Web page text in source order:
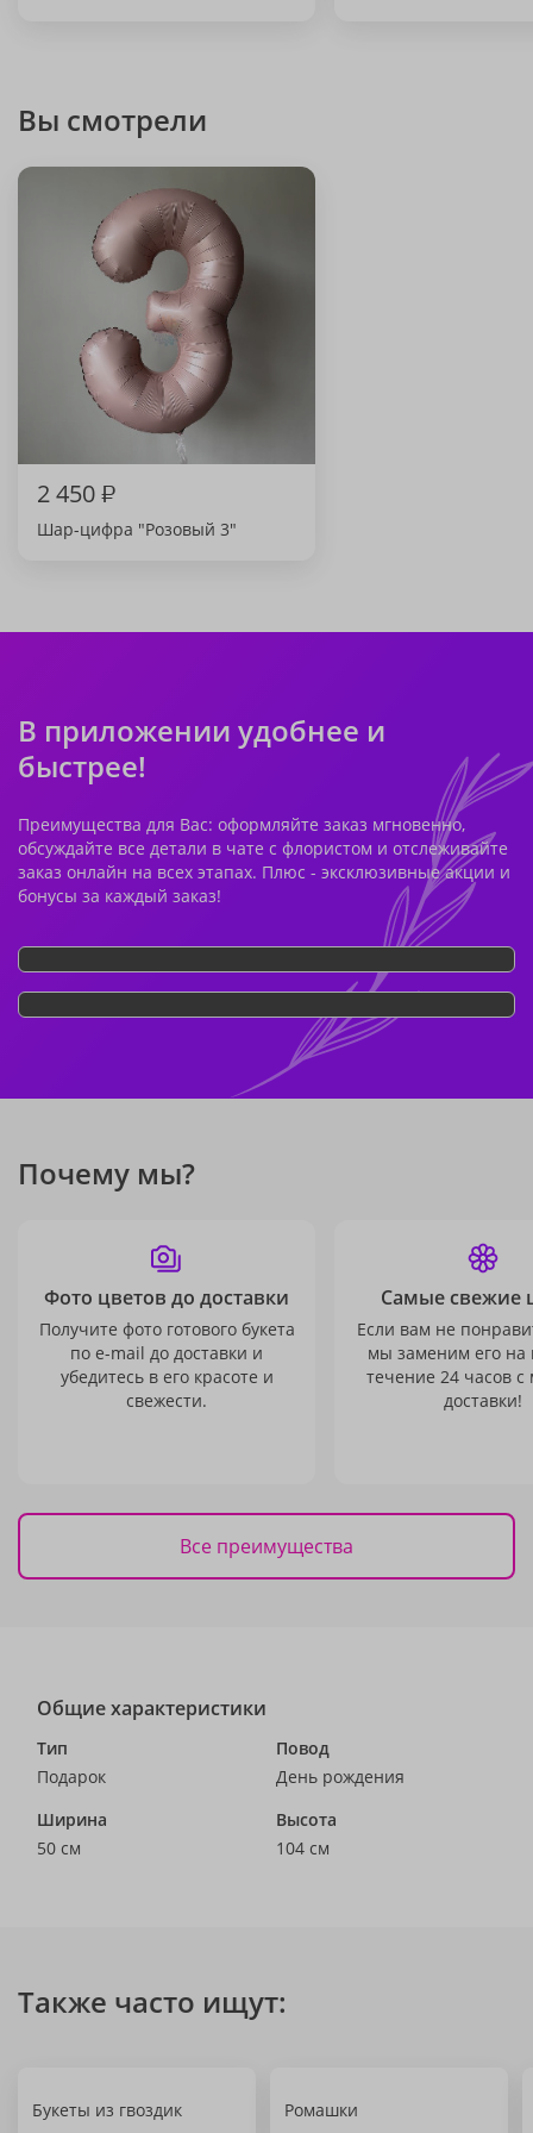
Вы смотрели
2 450₽
Шар-цифра "Розовый 3"
В приложении удобнее и
быстрее!
Преимущества для Вас: оформляйте заказ мгновенно,
обсуждайте все детали в чате с флористом и отслеживайте
заказ онлайн на всех этапах. Плюс - эксклюзивные акции и
бонусы за каждый заказ!
Почему мы?
Фото цветов до доставки
Получите фото готового букета
по e-mail до доставки и
убедитесь в его красоте и
свежести.
Самые свежие
Если вам не
мы заменим его на
течение 24 часов с
доставки!
Все преимущества
Общие характеристики
Тип
Подарок
Повод
День рождения
Ширина
50 см
Высота
104 см
Также часто ищут:
Букеты из гвоздик Ромашки